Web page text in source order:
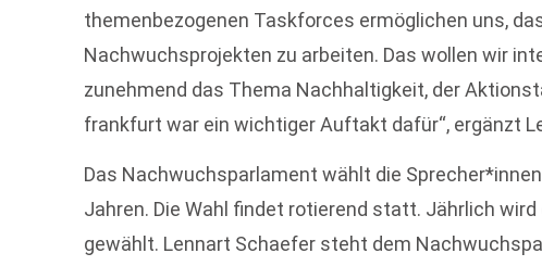
themenbezogenen Taskforces ermöglichen uns,
Nachwuchsprojekten zu arbeiten. Das wollen wir
zunehmend das Thema Nachhaltigkeit, der
frankfurt war ein wichtiger Auftakt dafür“, ergänzt
Das Nachwuchsparlament wählt die
Jahren. Die Wahl findet rotierend statt. Jährlich
gewählt. Lennart Schaefer steht dem